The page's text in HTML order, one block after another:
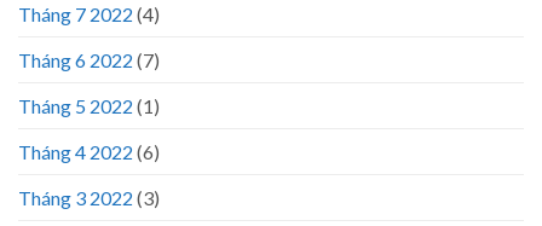
Tháng 7 2022 (4)
Tháng 6 2022 (7)
Tháng 5 2022 (1)
Tháng 4 2022 (6)
Tháng 3 2022 (3)